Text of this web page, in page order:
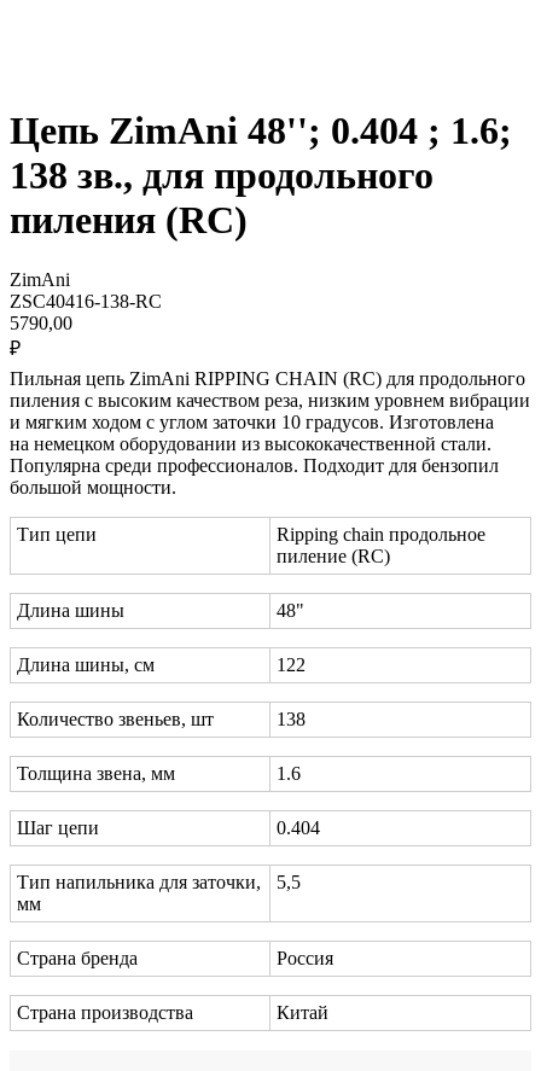
Цепь ZimAni 48''; 0.404 ; 1.6;
138 зв., для продольного
пиления (RC)
ZimAni
ZSC40416-138-RC
5790,00
₽
Пильная цепь ZimAni RIPPING CHAIN (RC) для продольного
пиления с высоким качеством реза, низким уровнем вибрации
и мягким ходом с углом заточки 10 градусов. Изготовлена
на неме цком оборудовании из высококачественной стали.
Популярна среди профессионалов. Подходит для бензопил
большой мощности.
Тип цепи
Ripping chain продольное
пиление (RC)
Длина шины 48"
Длина шины, см 122
Количество звеньев, шт 138
Толщина звена, мм 1.6
Шаг цепи 0.404
Тип напильника для заточки,
мм
5,5
Страна бренда Россия
Страна производства Китай